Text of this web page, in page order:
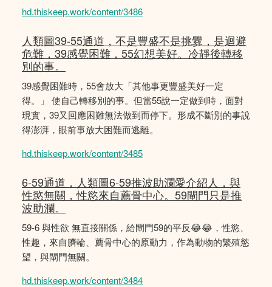
hd.thiskeep.work/content/3486
人類圖39-55通道，不是豐盛不是挑釁，是迴避
危難，39感覺困難，55幻想美好。冷靜後轉移
別的事。
39感覺困難時，55會放大「其他事更豐盛美好一定
得。」 使自己轉移別的事。但當55說一定做到時，面對
現實，39又回應困難無法做到而停下。形成不斷別的事說
得澎湃，眼前事放大困難而逃離。
hd.thiskeep.work/content/3485
6-59通道，人類圖6-59推波助瀾愛介紹人，與
性慾無關，性慾來自薦骨中心。59閘門只是推
波助瀾。
59-6 與性欲 無直接關係，給閘門59的平反😂😂，性慾、
性趣，來自臍輪、薦骨中心的原動力，作為動物的繁殖慾
望，與閘門無關。
hd.thiskeep.work/content/3484